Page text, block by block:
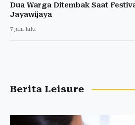
Dua Warga Ditembak Saat
Jayawijaya
7 jam lalu
Berita Leisure